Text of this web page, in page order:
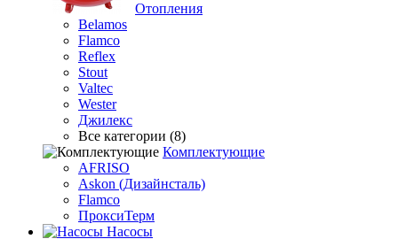
Отопления
Belamos
Flamco
Reflex
Stout
Valtec
Wester
Джилекс
Все категории (8)
Комплектующие
AFRISO
Askon (Дизайнсталь)
Flamco
ПроксиТерм
Насосы